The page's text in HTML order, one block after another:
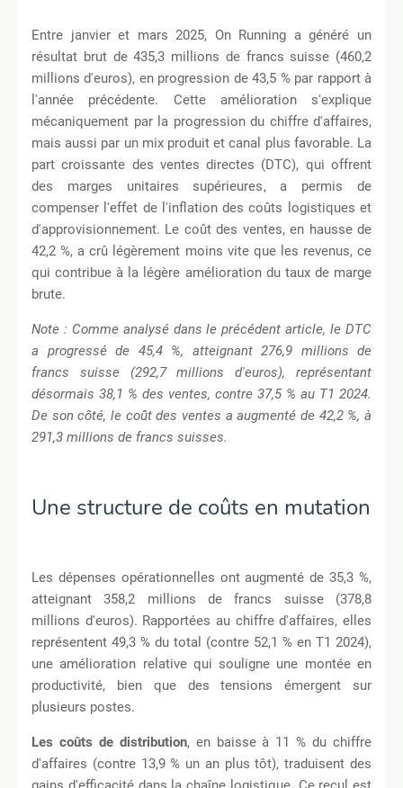
Entre janvier et mars 2025, On Running a généré un
résultat brut de 435,3 millions de francs suisse (460,2
millions d'euros), en progression de 43,5 % par rapport à
l'année précédente. Cette amélioration s'explique
mécaniquement par la progression du chiffre d'affaires,
mais aussi par un mix produit et canal plus favorable. La
part croissante des ventes directes (DTC), qui offrent
des marges unitaires supérieures, a permis de
compenser l'effet de l'inflation des coûts logistiques et
d'approvisionnement. Le coût des ventes, en hausse de
42,2 %, a crû légèrement moins vite que les revenus, ce
qui contribue à la légère amélioration du taux de marge
brute.
Note : Comme analysé dans le précédent article, le DTC
a progressé de 45,4 %, atteignant 276,9 millions de
francs suisse (292,7 millions d'euros), représentant
désormais 38,1 % des ventes, contre 37,5 % au T1 2024.
De son côté, le coût des ventes a augmenté de 42,2 %, à
291,3 millions de francs suisses.
Une structure de coûts en mutation
Les dépenses opérationnelles ont augmenté de 35,3 %,
atteignant 358,2 millions de francs suisse (378,8
millions d'euros). Rapportées au chiffre d'affaires, elles
représentent 49,3 % du total (contre 52,1 % en T1 2024),
une amélioration relative qui souligne une montée en
productivité, bien que des tensions émergent sur
plusieurs postes.
Les coûts de distribution, en baisse à 11 % du chiffre
d'affaires (contre 13,9 % un an plus tôt), traduisent des